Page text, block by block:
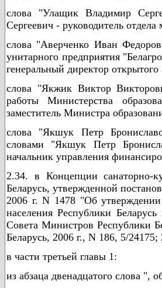
слова "Улащик Владимир
Сергеевич - руководитель
слова "Аверченко Иван
унитарного предприятия
генеральный директор
слова "Якжик Виктор
работы Министерства
заместитель Министра
слова "Якшук Петр
словами "Якшук Петр
начальник управления
2.34. в Концепции санаторно-
Беларусь, утвержденной
2006 г. N 1478 "Об
населения Республики
Совета Министров Республики
Беларусь, 2006 г., N 186, 5/
в части третьей главы 1:
из абзаца двенадцатого слова ",